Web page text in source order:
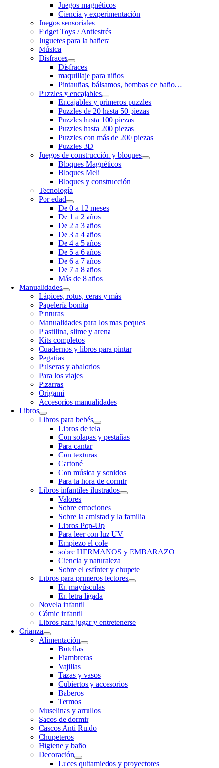
Juegos magnéticos
Ciencia y experimentación
Juegos sensoriales
Fidget Toys / Antiestrés
Juguetes para la bañera
Música
Disfraces
Disfraces
maquillaje para niños
Pintauñas, bálsamos, bombas de baño…
Puzzles y encajables
Encajables y primeros puzzles
Puzzles de 20 hasta 50 piezas
Puzzles hasta 100 piezas
Puzzles hasta 200 piezas
Puzzles con más de 200 piezas
Puzzles 3D
Juegos de construcción y bloques
Bloques Magnéticos
Bloques Meli
Bloques y construcción
Tecnología
Por edad
De 0 a 12 meses
De 1 a 2 años
De 2 a 3 años
De 3 a 4 años
De 4 a 5 años
De 5 a 6 años
De 6 a 7 años
De 7 a 8 años
Más de 8 años
Manualidades
Lápices, rotus, ceras y más
Papelería bonita
Pinturas
Manualidades para los mas peques
Plastilina, slime y arena
Kits completos
Cuadernos y libros para pintar
Pegatias
Pulseras y abalorios
Para los viajes
Pizarras
Origami
Accesorios manualidades
Libros
Libros para bebés
Libros de tela
Con solapas y pestañas
Para cantar
Con texturas
Cartoné
Con música y sonidos
Para la hora de dormir
Libros infantiles ilustrados
Valores
Sobre emociones
Sobre la amistad y la familia
Libros Pop-Up
Para leer con luz UV
Empiezo el cole
sobre HERMANOS y EMBARAZO
Ciencia y naturaleza
Sobre el esfínter y chupete
Libros para primeros lectores
En mayúsculas
En letra ligada
Novela infantil
Cómic infantil
Libros para jugar y entretenerse
Crianza
Alimentación
Botellas
Fiambreras
Vajillas
Tazas y vasos
Cubiertos y accesorios
Baberos
Termos
Muselinas y arrullos
Sacos de dormir
Cascos Anti Ruido
Chupeteros
Higiene y baño
Decoración
Luces quitamiedos y proyectores